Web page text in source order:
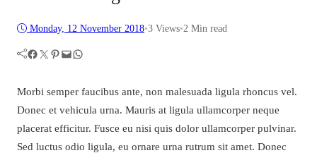
Monday, 12 November 2018•3 Views•2 Min read
Facebook Twitter Pinterest Mail WhatsApp
Morbi semper faucibus ante, non malesuada ligula rhoncus vel.
Donec et vehicula urna. Mauris at ligula ullamcorper neque
placerat efficitur. Fusce eu nisi quis dolor ullamcorper pulvinar.
Sed luctus odio ligula, eu ornare urna rutrum sit amet. Donec